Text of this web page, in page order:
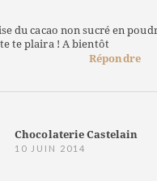
du cacao non sucré en
te plaira ! A bientôt
Répondre
Chocolaterie Castelain
10 JUIN 2014